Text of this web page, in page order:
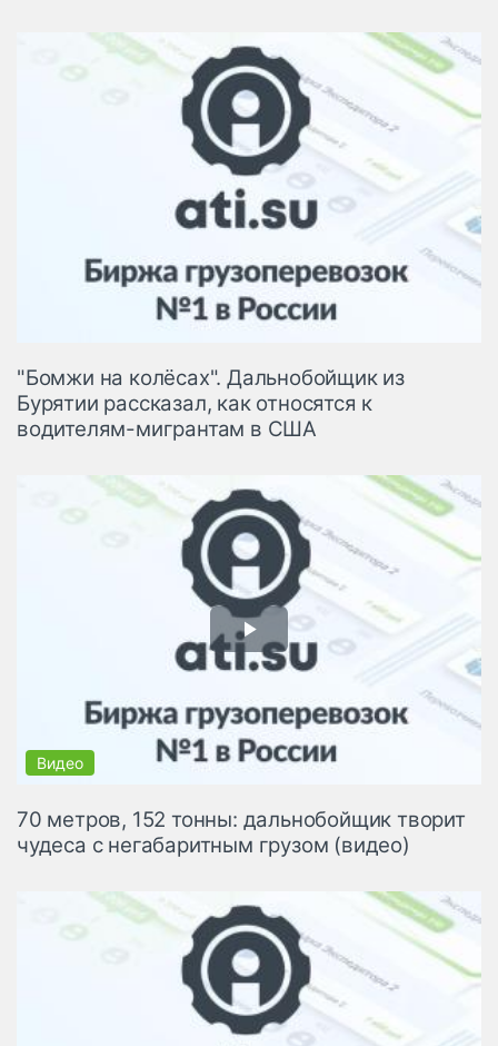
"Бомжи на колёсах". Дальнобойщик из
Бурятии рассказал, как относятся к
водителям-мигрантам в США
70 метров, 152 тонны: дальнобойщик творит
чудеса с негабаритным грузом (видео)